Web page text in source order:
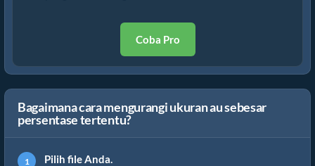
Coba Pro
Bagaimana cara mengurangi ukuran au sebesar
persentase tertentu?
Pilih file Anda.